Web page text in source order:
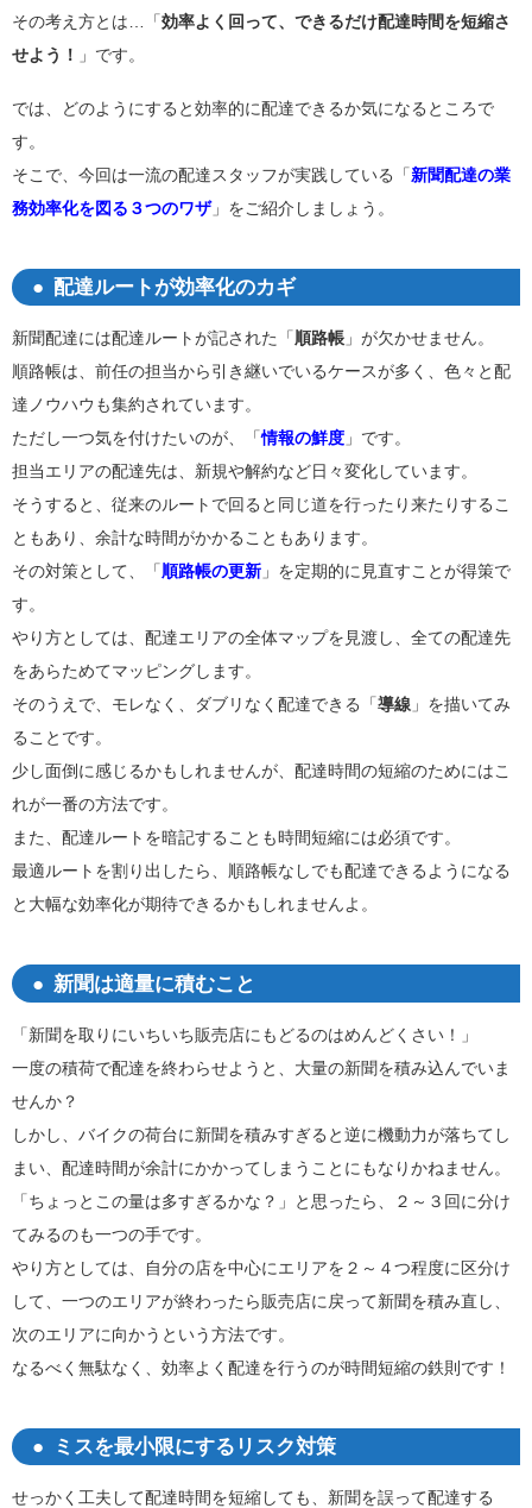
その考え方とは…「 効率よく回って、できるだけ配達時間を短縮さ
せよう！
」です。
では、どのようにすると効率的に配達できるか気になるところで
す。
そこで、今回は一流の配達スタッフが実践している「 新聞配達の業
務効率化を図る３つのワザ」をご紹介しましょう。
配達ルートが効率化のカギ
新聞配達には配達ルートが記された「 順路帳 」が欠かせません。
順路帳は、前任の担当から引き継いでいるケースが多く、色々と配
達ノウハウも集約されています。
ただし一つ気を付けたいのが、「情報の鮮度 」です。
担当エリアの配達先は、新規や解約など日々変化しています。
そうすると、従来のルートで回ると同じ道を行ったり来たりするこ
ともあり、余計な時間がかかることもあります。
その対策として、「 順路帳の更新 」を定期的に見直すことが得策で
す。
やり方としては、配達エリアの全体マップを見渡し、全ての配達先
をあらためてマッピングします。
そのうえで、モレなく、ダブリなく配達できる「 導線 」を描いてみ
ることです。
少し面倒に感じるかもしれませんが、配達時間の短縮のためにはこ
れが一番の方法です。
また、配達ルートを暗記することも時間短縮には必須です。
最適ルートを割り出したら、順路帳なしでも配達できるようになる
と大幅な効率化が期待できるかもしれませんよ。
新聞は適量に積むこと
「新聞を取りにいちいち販売店にもどるのはめんどくさい！」
一度の積荷で配達を終わらせようと、大量の新聞を積み込んでいま
せんか？
しかし、バイクの荷台に新聞を積みすぎると逆に機動力が落ちてし
まい、配達時間が余計にかかってしまうことにもなりかねません。
「ちょっとこの量は多すぎるかな？」と思ったら、２～３回に分け
てみるのも一つの手です。
やり方としては、自分の店を中心にエリアを２～４つ程度に区分け
して、一つのエリアが終わったら販売店に戻って新聞を積み直し、
次のエリアに向かうという方法です。
なるべく無駄なく、効率よく配達を行うのが時間短縮の鉄則です！
ミスを最小限にするリスク対策
せっかく工夫して配達時間を短縮しても、新聞を誤って配達する